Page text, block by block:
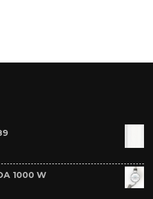
1000 W